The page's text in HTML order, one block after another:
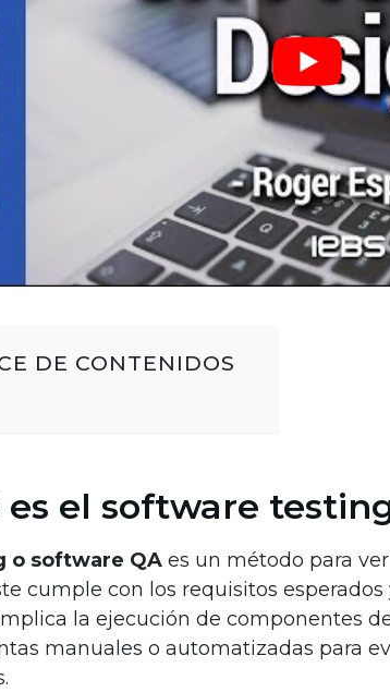
DE CONTENIDOS
es el software
o software QA es un método para
cumple con los requisitos
la ejecución de componentes
manuales o automatizadas para